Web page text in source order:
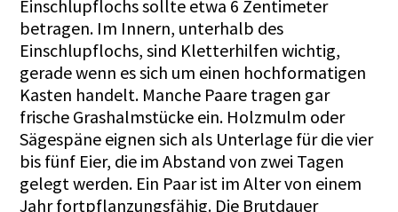
Einschlupflochs sollte etwa 6 Zentimeter
betragen. Im Innern, unterhalb des
Einschlupflochs, sind Kletterhilfen wichtig,
gerade wenn es sich um einen hochformatigen
Kasten handelt. Manche Paare tragen gar
frische Grashalmstücke ein. Holzmulm oder
Sägespäne eignen sich als Unterlage für die vier
bis fünf Eier, die im Abstand von zwei Tagen
gelegt werden. Ein Paar ist im Alter von einem
Jahr fortpflanzungsfähig. Die Brutdauer